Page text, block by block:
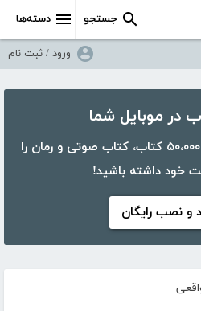
دسته‌ها جستجو
ورود / ثبت نام
با اپلیکیشن کتابراه، بیش از ۵۰،۰۰۰ کتاب، کتاب صوتی و رمان را
خود داشته باشید!
و نصب رایگان